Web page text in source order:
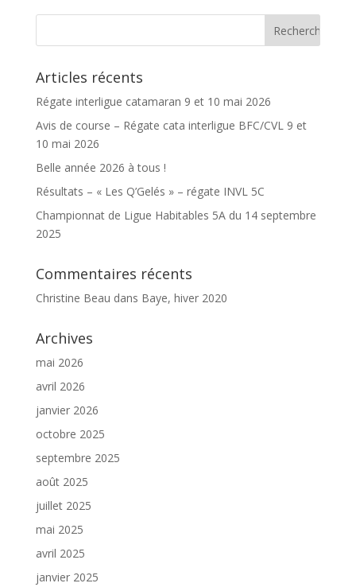
Articles récents
Régate interligue catamaran 9 et 10 mai 2026
Avis de course – Régate cata interligue BFC/CVL 9 et
10 mai 2026
Belle année 2026 à tous !
Résultats – « Les Q’Gelés » – régate INVL 5C
Championnat de Ligue Habitables 5A du 14 septembre
2025
Commentaires récents
Christine Beau dans Baye, hiver 2020
Archives
mai 2026
avril 2026
janvier 2026
octobre 2025
septembre 2025
août 2025
juillet 2025
mai 2025
avril 2025
janvier 2025